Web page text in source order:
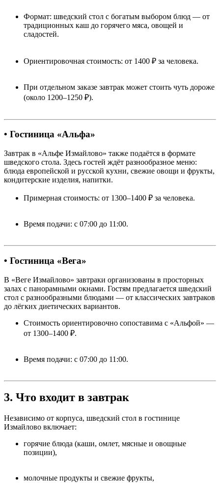
Формат: шведский стол с богатым выбором блюд — от
традиционных каш до горячего мяса, овощей и
сладостей.
Ориентировочная стоимость: от 1400 ₽ за человека.
При отдельном заказе завтрак может стоить чуть дороже
(около 1200–1250 ₽).
• Гостиница «Альфа»
Завтрак в «Альфе Измайлово» также подаётся в формате
шведского стола. Здесь гостей ждёт разнообразное меню:
блюда европейской и русской кухни, свежие овощи и фрукты,
кондитерские изделия, напитки.
Примерная стоимость: от 1300–1400 ₽ за человека.
Время подачи: с 07:00 до 11:00.
• Гостиница «Вега»
В «Веге Измайлово» завтраки организованы в просторных
залах с панорамными окнами. Гостям предлагается шведский
стол с разнообразными блюдами — от классических завтраков
до лёгких диетических вариантов.
Стоимость ориентировочно сопоставима с «Альфой» —
от 1300–1400 ₽.
Время подачи: с 07:00 до 11:00.
3. Что входит в завтрак
Независимо от корпуса, шведский стол в гостинице
Измайлово включает:
горячие блюда (каши, омлет, мясные и овощные
позиции),
молочные продукты и свежие фрукты,